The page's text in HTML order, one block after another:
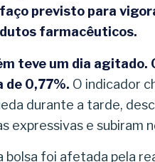
previsto para
farmacêuticos.
teve um dia agitado.
de 0,77%. O indicador
durante a tarde,
expressivas e subiram
bolsa foi afetada pela